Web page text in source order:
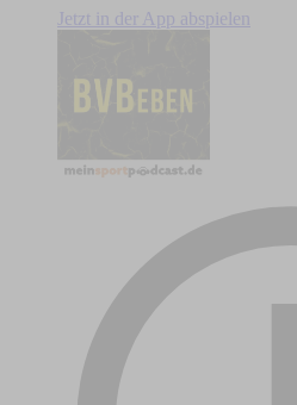
Jetzt in der App abspielen